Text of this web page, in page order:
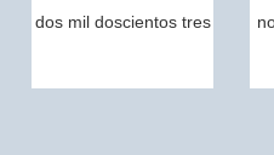
dos mil doscientos tres